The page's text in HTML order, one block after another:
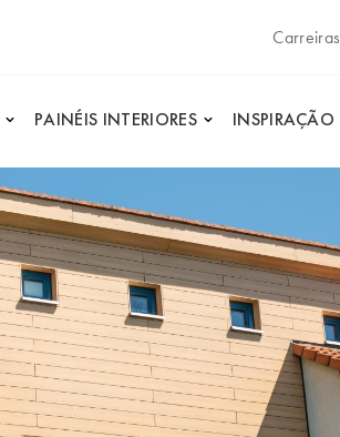
Carreiras
PAINÉIS INTERIORES INSPIRAÇÃO